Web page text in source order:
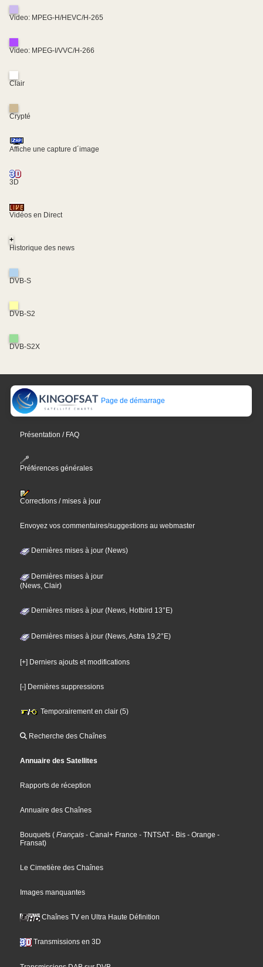
Video: MPEG-H/HEVC/H-265
Video: MPEG-I/VVC/H-266
Clair
Crypté
Affiche une capture d´image
3D
Vidéos en Direct
+
Historique des news
DVB-S
DVB-S2
DVB-S2X
Page de démarrage
Présentation / FAQ
Préférences générales
Corrections / mises à jour
Envoyez vos commentaires/suggestions au webmaster
Dernières mises à jour (News)
Dernières mises à jour
(News, Clair)
Dernières mises à jour (News, Hotbird 13°E)
Dernières mises à jour (News, Astra 19,2°E)
[+] Derniers ajouts et modifications
[-] Dernières suppressions
Temporairement en clair (5)
Recherche des Chaînes
Annuaire des Satellites
Rapports de réception
Annuaire des Chaînes
Bouquets ( Français - Canal+ France - TNTSAT - Bis - Orange -
Fransat)
Le Cimetière des Chaînes
Images manquantes
Chaînes TV en Ultra Haute Définition
Transmissions en 3D